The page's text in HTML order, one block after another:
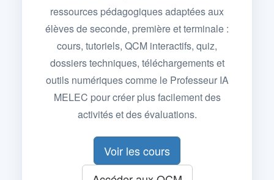
ressources pédagogiques adaptées aux
élèves de seconde, première et terminale :
cours, tutoriels, QCM interactifs, quiz,
dossiers techniques, téléchargements et
outils numériques comme le Professeur IA
MELEC pour créer plus facilement des
activités et des évaluations.
Voir les cours